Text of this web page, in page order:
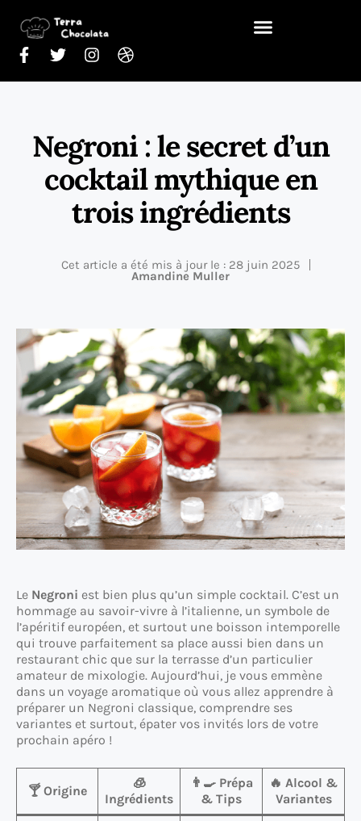
Negroni : le secret d’un
cocktail mythique en
trois ingrédients
Cet article a été mis à jour le : 28 juin 2025
Amandine Muller
Le Negroni est bien plus qu’un simple cocktail. C’est un
hommage au savoir-vivre à l’italienne, un symbole de
l’apéritif européen, et surtout une boisson intemporelle
qui trouve parfaitement sa place aussi bien dans un
restaurant chic que sur la terrasse d’un particulier
amateur de mixologie. Aujourd’hui, je vous emmène
dans un voyage aromatique où vous allez apprendre à
préparer un Negroni classique, comprendre ses
variantes et surtout, épater vos invités lors de votre
prochain apéro !
🍸 Origine
🧊
Ingrédients
👨‍🍳 Prépa
& Tips
🔥 Alcool &
Variantes